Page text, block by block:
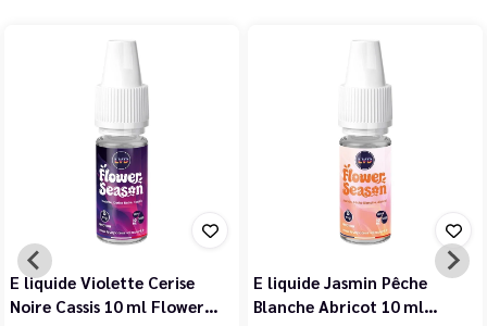
E liquide Violette Cerise
Noire Cassis 10 ml Flower…
E liquide Jasmin Pêche
Blanche Abricot 10 ml…